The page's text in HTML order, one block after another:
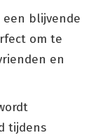
een blijvende
om te
en
tijdens